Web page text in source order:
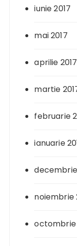
iunie 2017
mai 2017
aprilie 2017
martie
februarie
ianuarie
decembrie
noiembrie
octombrie